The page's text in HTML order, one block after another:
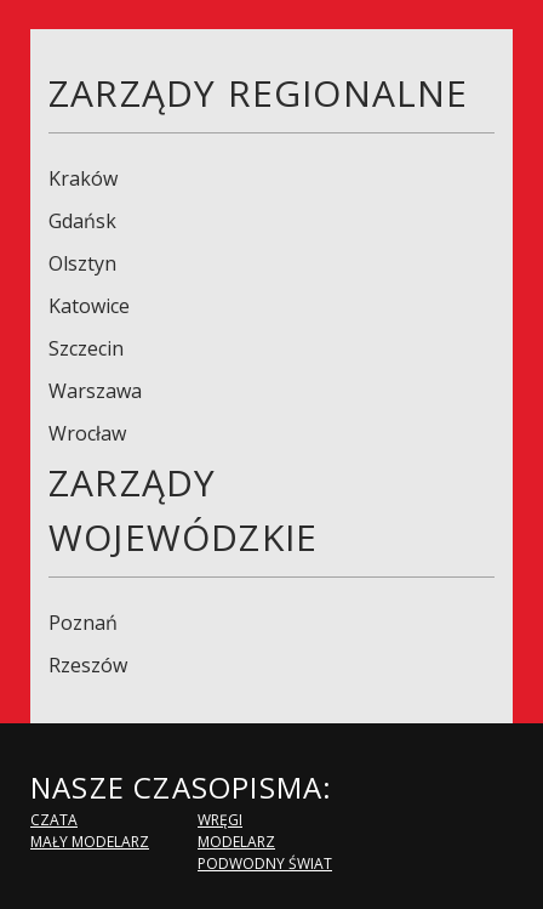
ZARZĄDY REGIONALNE
Kraków
Gdańsk
Olsztyn
Katowice
Szczecin
Warszawa
Wrocław
ZARZĄDY
WOJEWÓDZKIE
Poznań
Rzeszów
NASZE CZASOPISMA:
CZATA
MAŁY MODELARZ
WRĘGI
MODELARZ
PODWODNY ŚWIAT